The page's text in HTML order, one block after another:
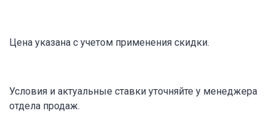
Цена указана с учетом применения скидки.
Условия и актуальные ставки уточняйте у менеджера
отдела продаж.